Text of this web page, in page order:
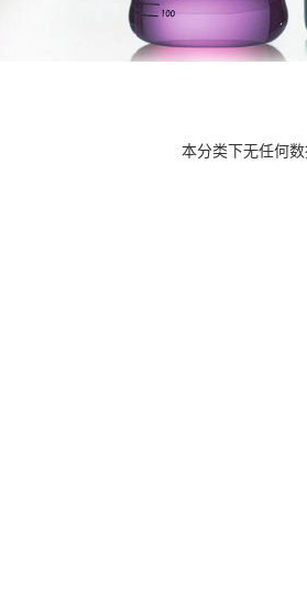
本分类下无任何